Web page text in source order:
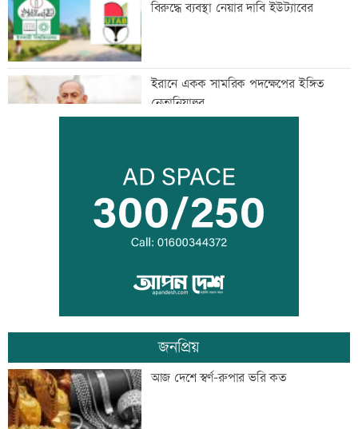
বিরুদ্ধে ব্যবস্থা নেয়ার দাবি ইউট্যাবের
ইরানে একক সামরিক পদক্ষেপের ইঙ্গিত
নেতানিয়াহুর
হাম উপসর্গে ছয়জনের মৃত্যু
পাঁচদফা দাবিতে বাগেরহাটে ১১ দলীয় ঐক্যের
বিক্ষোভ
নিয়োগ পরীক্ষায় অনিয়ম, উত্তাল ভারতের
ঝাড়খণ্ড
জনপ্রিয়
আজ দেশে স্বর্ণ-রুপার ভরি কত